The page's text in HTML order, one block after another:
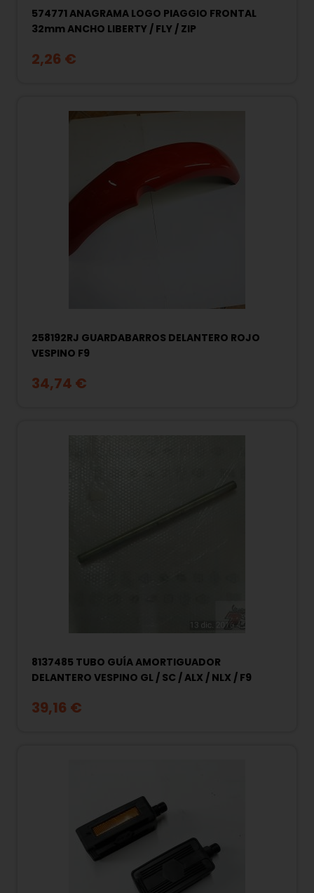
574771 ANAGRAMA LOGO PIAGGIO FRONTAL
32mm ANCHO LIBERTY / FLY / ZIP
2,26 €
258192RJ GUARDABARROS DELANTERO ROJO
VESPINO F9
34,74 €
8137485 TUBO GUÍA AMORTIGUADOR
DELANTERO VESPINO GL / SC / ALX / NLX / F9
39,16 €